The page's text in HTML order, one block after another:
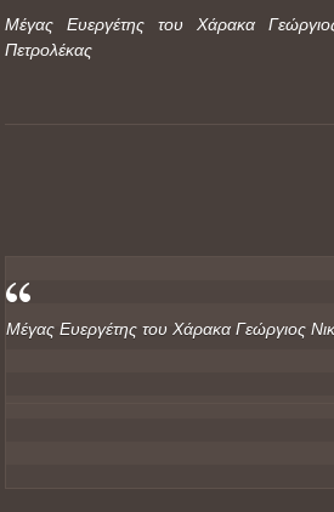
Μέγας Ευεργέτης του Χάρακα
Πετρολέκας
Μέγας Ευεργέτης του Χάρακα Γεώργιος